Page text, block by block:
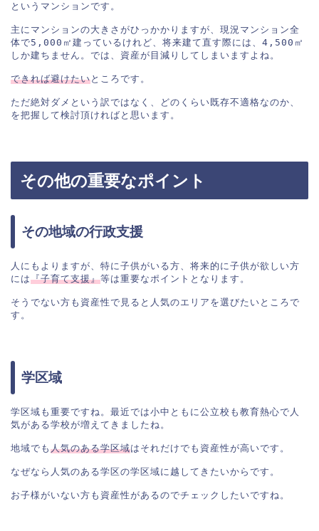
というマンションです。
主にマンションの大きさがひっかかりますが、現況マンション全
体で5,000㎡建っているけれど、将来建て直す際には、4,500㎡
しか建ちません。では、資産が目減りしてしまいますよね。
できれば避けたいところです。
ただ絶対ダメという訳ではなく、どのくらい既存不適格なのか、
を把握して検討頂ければと思います。
その他の重要なポイント
その地域の行政支援
人にもよりますが、特に子供がいる方、将来的に子供が欲しい方
には『子育て支援』等は重要なポイントとなります。
そうでない方も資産性で見ると人気のエリアを選びたいところで
す。
学区域
学区域も重要ですね。最近では小中ともに公立校も教育熱心で人
気がある学校が増えてきましたね。
地域でも 人気のある学区域はそれだけでも資産性が高いです。
なぜなら人気のある学区の学区域に越してきたいからです。
お子様がいない方も資産性があるのでチェックしたいですね。